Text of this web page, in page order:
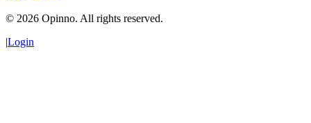
© 2026 Opinno. All rights reserved.
|Login